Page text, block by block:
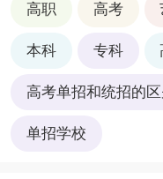
高职 高考
本科 专科
高考单招和统招的区
单招学校